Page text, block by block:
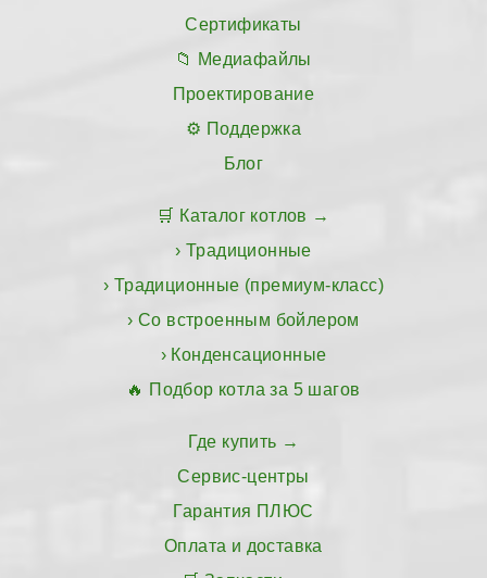
Сертификаты
Медиафайлы
Проектирование
Поддержка
Блог
Каталог котлов
Традиционные
Традиционные (премиум-класс)
Со встроенным бойлером
Конденсационные
Подбор котла за 5 шагов
Где купить
Сервис-центры
Гарантия ПЛЮС
Оплата и доставка